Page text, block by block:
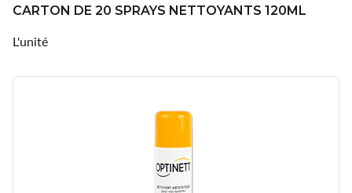
CARTON DE 20 SPRAYS NETTOYANTS 120ML
L'unité